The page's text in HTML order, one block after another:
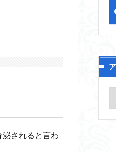
されると言わ